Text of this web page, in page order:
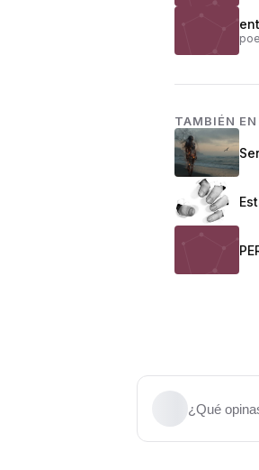
TAMBIÉN EN
¿Qué